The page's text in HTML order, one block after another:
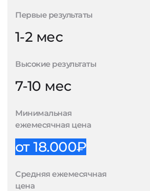
Первые результаты
1-2 мес
Высокие результаты
7-10 мес
Минимальная
ежемесячная цена
от 18.000₽
Средняя ежемесячная
цена